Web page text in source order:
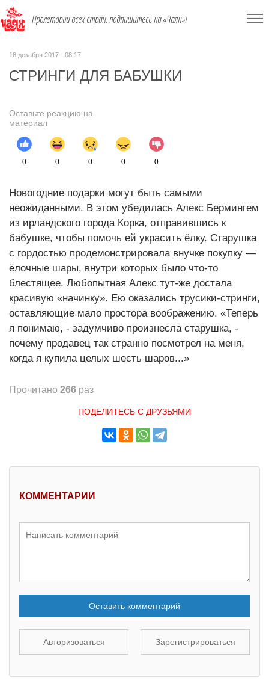
Пролетарии всех стран, подпишитесь на «Чаян»!
18 декабря 2017 - 08:17
СТРИНГИ ДЛЯ БАБУШКИ
Оставьте реакцию на
материал
0 0 0 0 0
Новогодние подарки могут быть самыми
неожиданными. В этом убедилась Алекс Бермингем
из ирландского города Корка, отправившись к
бабушке, чтобы помочь ей украсить ёлку. Старушка
с гордостью продемонстрировала внучке покупку —
ёлочные шары, внутри которых было что-то
блестящее. Любопытная Алекс тут-же достала
красивую «начинку». Ею оказались трусики-стринги,
оставляющие мало простора воображению. «Теперь
я понимаю, - задумчиво произнесла старушка, -
почему продавец так странно посмотрел на меня,
когда я купила целых шесть шаров...»
Прочитано 266 раз
ПОДЕЛИТЕСЬ С ДРУЗЬЯМИ
КОММЕНТАРИИ
Оставить комментарий
Авторизоваться Зарегистрироваться